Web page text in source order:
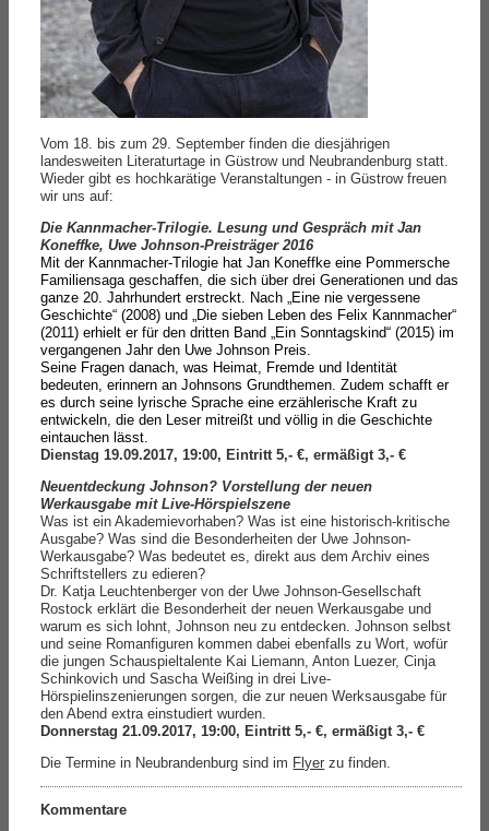
Vom 18. bis zum 29. September finden die diesjährigen
landesweiten Literaturtage in Güstrow und Neubrandenburg statt.
Wieder gibt es hochkarätige Veranstaltungen - in Güstrow freuen
wir uns auf:
Die Kannmacher-Trilogie. Lesung und Gespräch mit Jan
Koneffke, Uwe Johnson-Preisträger 2016
Mit der Kannmacher-Trilogie hat Jan Koneffke eine Pommer­sche
Familiensaga geschaffen, die sich über drei Generati­onen und das
ganze 20. Jahrhundert erstreckt. Nach „Eine nie vergessene
Geschichte“ (2008) und „Die sieben Leben des Felix Kannmacher“
(2011) erhielt er für den dritten Band „Ein Sonntagskind“ (2015) im
vergangenen Jahr den Uwe Johnson Preis.
Seine Fragen danach, was Heimat, Fremde und Identität
bedeuten, erinnern an Johnsons Grundthemen. Zudem schafft er
es durch seine lyrische Sprache eine erzählerische Kraft zu
entwickeln, die den Leser mitreißt und völlig in die Geschichte
eintauchen lässt.
Dienstag 19.09.2017, 19:00, Eintritt 5,- €, ermäßigt 3,- €
Neuentdeckung Johnson? Vorstellung der neuen
Werkausgabe mit Live-Hörspielszene
Was ist ein Akademievorhaben? Was ist eine historisch-kriti­sche
Ausgabe? Was sind die Besonderheiten der Uwe John­son-
Werkausgabe? Was bedeutet es, direkt aus dem Archiv eines
Schriftstellers zu edieren?
Dr. Katja Leuchtenberger von der Uwe Johnson-Gesellschaft
Rostock erklärt die Besonderheit der neuen Werkausgabe und
warum es sich lohnt, Johnson neu zu entdecken. Johnson selbst
und seine Romanfiguren kommen dabei ebenfalls zu Wort, wofür
die jungen Schauspieltalente Kai Liemann, Anton Luezer, Cinja
Schinkovich und Sascha Weißing in drei Live-
Hörspielinszenierungen sorgen, die zur neuen Werk­sausgabe für
den Abend extra einstudiert wurden.
Donnerstag 21.09.2017, 19:00, Eintritt 5,- €, ermäßigt 3,- €
Die Termine in Neubrandenburg sind im Flyer zu finden.
Kommentare